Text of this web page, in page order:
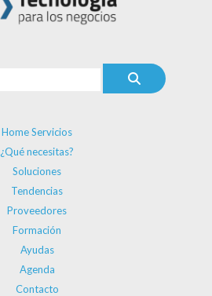
Home Servicios
¿Qué necesitas?
Soluciones
Tendencias
Proveedores
Formación
Ayudas
Agenda
Contacto